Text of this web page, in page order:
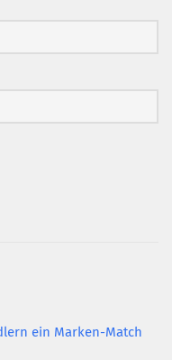
ein Marken-Match